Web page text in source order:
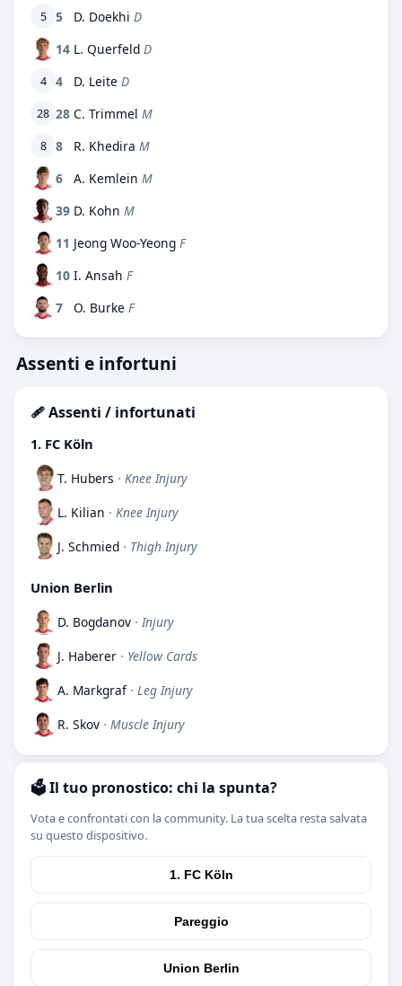
5 5 D. Doekhi D
14 L. Querfeld D
4 4 D. Leite D
28 28 C. Trimmel M
8 8 R. Khedira M
6
A. Kemlein M
39 D. Kohn M
11 Jeong Woo-Yeong F
10 I. Ansah F
7
O. Burke F
Assenti e infortuni
🩹 Assenti / infortunati
1. FC Köln
T. Hubers · Knee Injury
L. Kilian · Knee Injury
J. Schmied · Thigh Injury
Union Berlin
D. Bogdanov · Injury
J. Haberer · Yellow Cards
A. Markgraf· Leg Injury
R. Skov · Muscle Injury
🗳️ Il tuo pronostico: chi la spunta?
Vota e confrontati con la community. La tua scelta resta salvata
su questo dispositivo.
1. FC Köln
Pareggio
Union Berlin